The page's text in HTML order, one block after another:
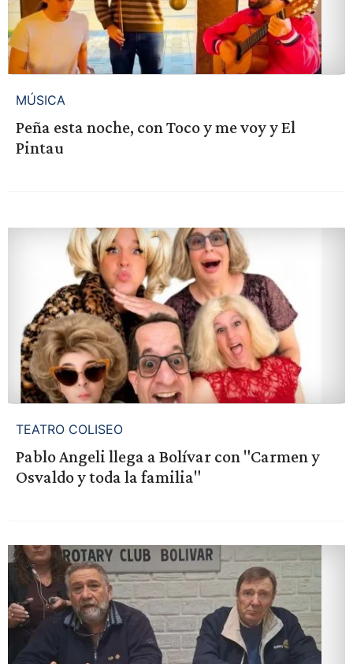
MÚSICA
Peña esta noche, con Toco y me voy y El
Pintau
TEATRO COLISEO
Pablo Angeli llega a Bolívar con "Carmen y
Osvaldo y toda la familia"